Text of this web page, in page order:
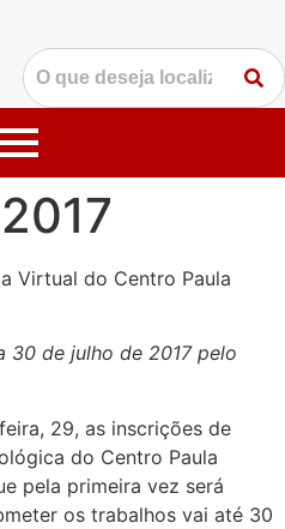
Virtual do Centro Paula
30 de julho de 2017 pelo
29, as inscrições de
do Centro Paula
pela primeira vez será
os trabalhos vai até 30